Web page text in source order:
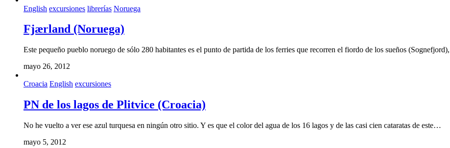
English excursiones librerías Noruega
Fjærland (Noruega)
Este pequeño pueblo noruego de sólo 280 habitantes es el punto de partida de los ferries que recorren el fiordo de los sueños
mayo 26, 2012
Croacia English excursiones
PN de los lagos de Plitvice (Croacia)
No he vuelto a ver ese azul turquesa en ningún otro sitio. Y es que el color del agua de los 16 lagos y de las casi cien cataratas de este…
mayo 5, 2012